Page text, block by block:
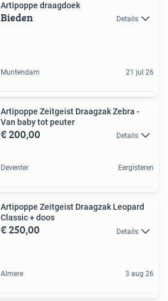
Artipoppe draagdoek
Bieden Details
Muntendam 21 jul 26
Artipoppe Zeitgeist Draagzak Zebra -
Van baby tot peuter
€ 200,00 Details
Deventer Eergisteren
Artipoppe Zeitgeist Draagzak Leopard
Classic + doos
€ 250,00 Details
Almere 3 aug 26